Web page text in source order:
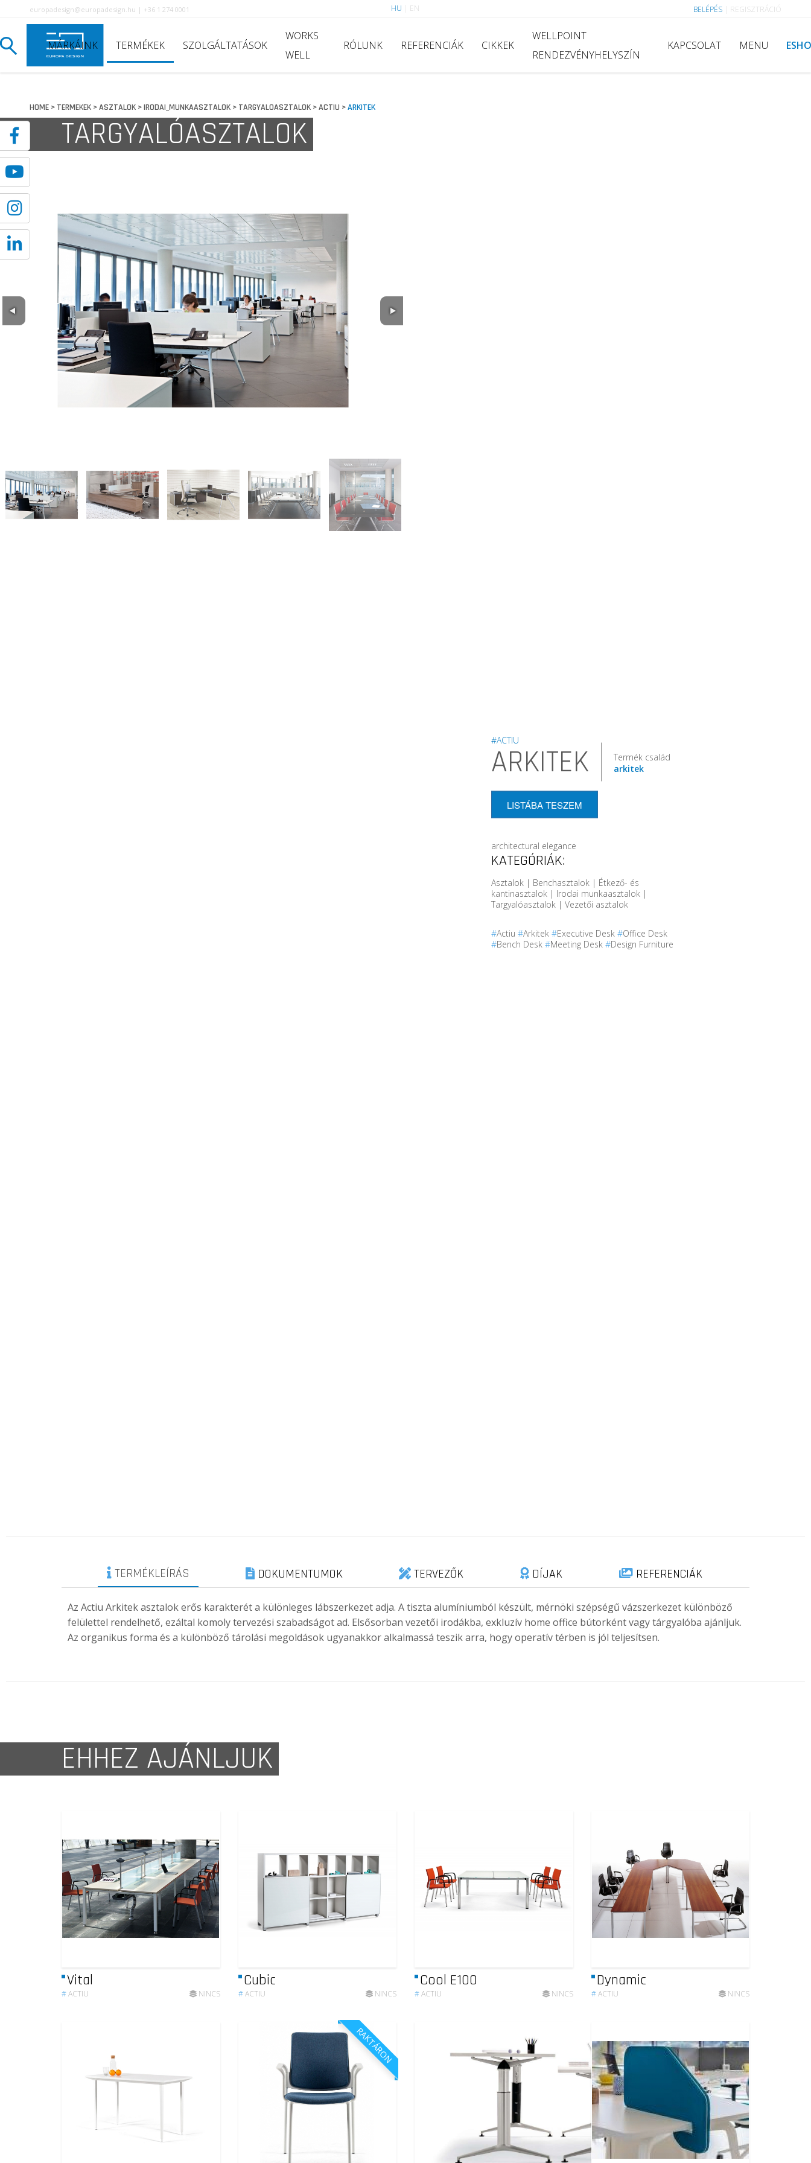
europadesign@europadesign.hu | +36 1 274 0001 HU EN BELÉPÉS REGISZTRÁCIÓ
MÁRKÁINK TERMÉKEK SZOLGÁLTATÁSOK
WORKS
WELL
RÓLUNK REFERENCIÁK CIKKEK
WELLPOINT
RENDEZVÉNYHELYSZÍN
KAPCSOLAT MENU
HOME> TERMEKEK>ASZTALOK>IRODAI_MUNKAASZTALOK> TARGYALOASZTALOK>ACTIU >ARKITEK
TARGYALÓASZTALOK
#ACTIU
ARKITEK
Termék család
arkitek
LISTÁBA TESZEM
architectural elegance
KATEGÓRIÁK:
Asztalok | Benchasztalok | Étkező- és
kantinasztalok | Irodai munkaasztalok |
Targyalóasztalok | Vezetői asztalok
#Actiu #Arkitek #Executive Desk #Office Desk
#Bench Desk #Meeting Desk #Design Furniture
TERMÉKLEÍRÁS DOKUMENTUMOK TERVEZŐK DÍJAK REFERENCIÁK
Az Actiu Arkitek asztalok erős karakterét a különleges lábszerkezet adja. A tiszta alumíniumból készült, mérnöki szépségű vázszerkezet különböző
felülettel rendelhető, ezáltal komoly tervezési szabadságot ad. Elsősorban vezetői irodákba, exkluzív home office bútorként vagy tárgyalóba ajánljuk.
Az organikus forma és a különböző tárolási megoldások ugyanakkor alkalmassá teszik arra, hogy operatív térben is jól teljesítsen.
EHHEZ AJÁNLJUK
Vital
#ACTIU NINCS
Cubic
#ACTIU NINCS
Cool E100
#ACTIU NINCS
Dynamic
#ACTIU NINCS
RAKTÁRON